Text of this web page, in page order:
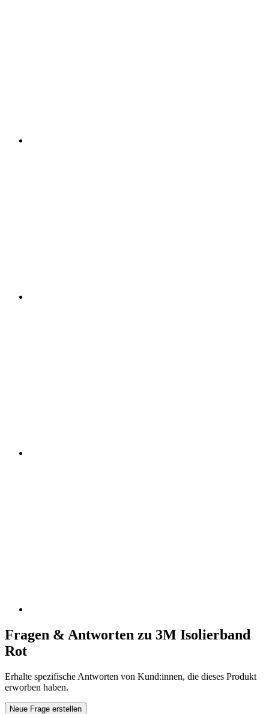
Fragen & Antworten zu 3M Isolierband
Rot
Erhalte spezifische Antworten von Kund:innen, die dieses Produkt
erworben haben.
Neue Frage erstellen